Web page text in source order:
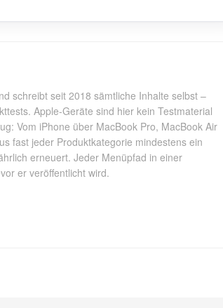
schreibt seit 2018 sämtliche Inhalte selbst –
Apple-Geräte sind hier kein Testmaterial
Vom iPhone über MacBook Pro, MacBook Air
fast jeder Produktkategorie mindestens ein
erneuert. Jeder Menüpfad in einer
er veröffentlicht wird.